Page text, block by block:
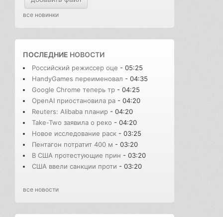
все новинки
ПОСЛЕДНИЕ НОВОСТИ
Российский режиссер оце - 05:25
HandyGames переименовал - 04:35
Google Chrome теперь тр - 04:25
OpenAI приостановила ра - 04:20
Reuters: Alibaba планир - 04:20
Take-Two заявила о реко - 04:20
Новое исследование раск - 03:25
Пентагон потратит 400 м - 03:20
В США протестующие прин - 03:20
США ввели санкции проти - 03:20
все новости